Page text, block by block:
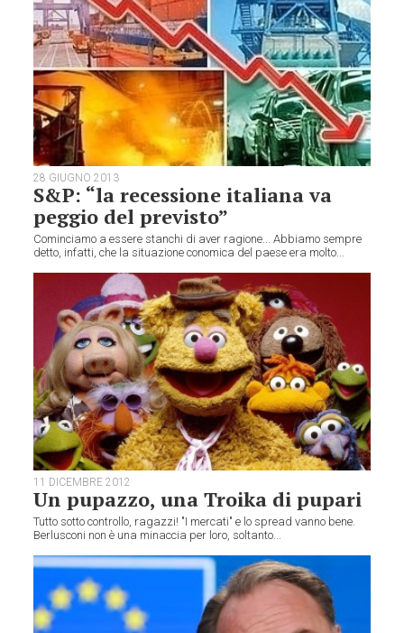
28 GIUGNO 2013
S&P: “la recessione italiana va
peggio del previsto”
Cominciamo a essere stanchi di aver ragione... Abbiamo sempre
detto, infatti, che la situazione conomica del paese era molto...
11 DICEMBRE 2012
Un pupazzo, una Troika di pupari
Tutto sotto controllo, ragazzi! "I mercati" e lo spread vanno bene.
Berlusconi non è una minaccia per loro, soltanto...